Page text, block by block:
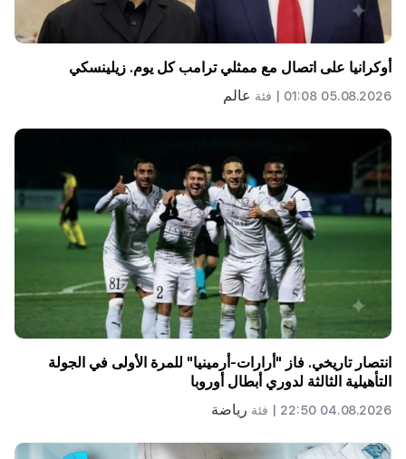
أوكرانيا على اتصال مع ممثلي ترامب كل يوم. زيلينسكي
05.08.2026 01:08 | فئة عالم
انتصار تاريخي. فاز "أرارات-أرمينيا" للمرة الأولى في الجولة
التأهيلية الثالثة لدوري أبطال أوروبا
04.08.2026 22:50 | فئة رياضة